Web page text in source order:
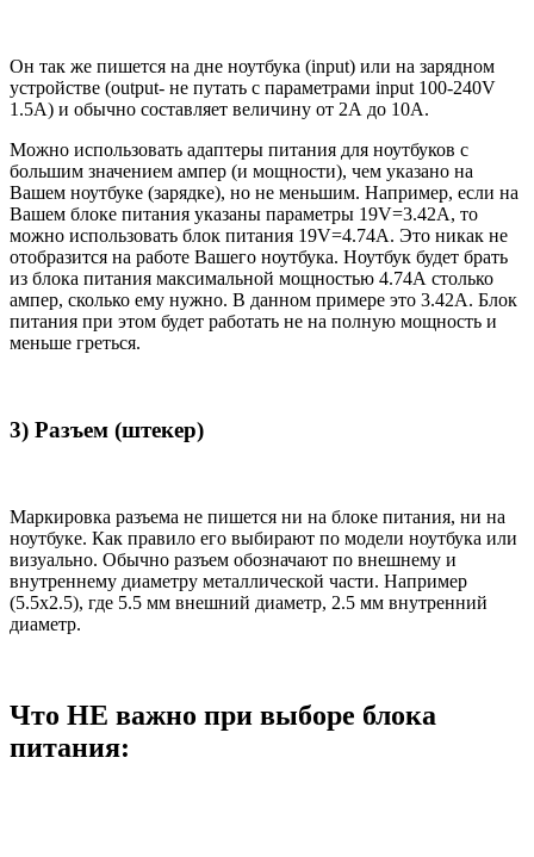
Он так же пишется на дне ноутбука (input) или на зарядном
устройстве (output- не путать с параметрами input 100-240V
1.5A) и обычно составляет величину от 2А до 10A.
Можно использовать адаптеры питания для ноутбуков с
большим значением ампер (и мощности), чем указано на
Вашем ноутбуке (зарядке), но не меньшим. Например, если на
Вашем блоке питания указаны параметры 19V=3.42A, то
можно использовать блок питания 19V=4.74A. Это никак не
отобразится на работе Вашего ноутбука. Ноутбук будет брать
из блока питания максимальной мощностью 4.74А столько
ампер, сколько ему нужно. В данном примере это 3.42А. Блок
питания при этом будет работать не на полную мощность и
меньше греться.
3) Разъем (штекер)
Маркировка разъема не пишется ни на блоке питания, ни на
ноутбуке. Как правило его выбирают по модели ноутбука или
визуально. Обычно разъем обозначают по внешнему и
внутреннему диаметру металлической части. Например
(5.5x2.5), где 5.5 мм внешний диаметр, 2.5 мм внутренний
диаметр.
Что НЕ важно при выборе блока
питания: